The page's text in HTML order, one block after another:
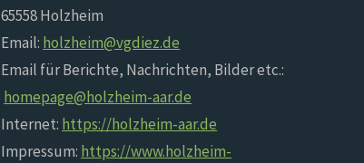
65558 Holzheim
Email: holzheim@vgdiez.de
Email für Berichte, Nachrichten, Bilder etc.:
homepage@holzheim-aar.de
Internet: https://holzheim-aar.de
Impressum: https://www.holzheim-